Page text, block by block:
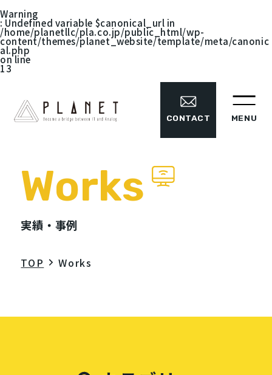
Warning
: Undefined variable $canonical_url in
/home/planetllc/pla.co.jp/public_html/wp-
content/themes/planet_website/template/meta/canonic
al.php
on line
13
CONTACT MENU
Works
実績・事例
TOP Works